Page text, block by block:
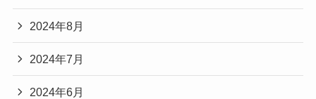
2024年8月
2024年7月
2024年6月